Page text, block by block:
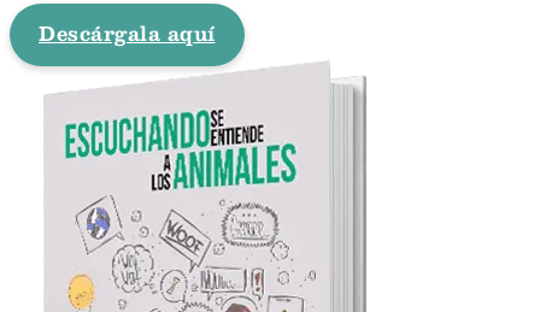
Descárgala aquí